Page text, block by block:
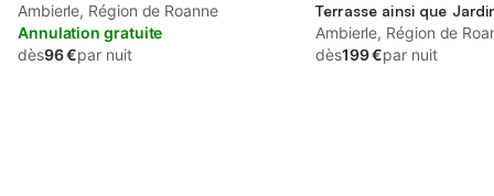
Ambierle, Région de Roanne
Annulation gratuite
dès96 €par nuit
Terrasse ainsi que
Ambierle, Région de
dès199 €par nuit